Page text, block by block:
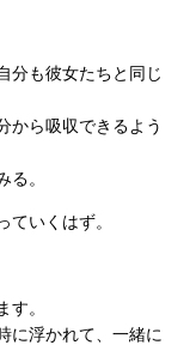
分も彼女たちと同じ
から吸収できるよう
る。
ていくはず。
す。
に浮かれて、一緒に